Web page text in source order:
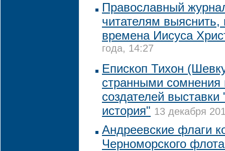
Православный
читателям
времена Иисуса
года, 14:27
Епископ Тихон
странными сомнения
создателей
история" 13 декабря
Андреевские флаги
Черноморского